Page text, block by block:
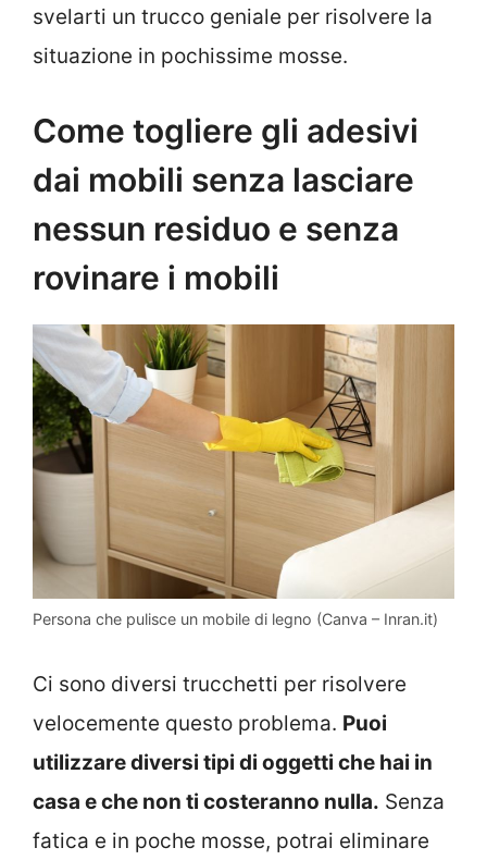
svelarti un trucco geniale per risolvere la
situazione in pochissime mosse.
Come togliere gli adesivi
dai mobili senza lasciare
nessun residuo e senza
rovinare i mobili
Persona che pulisce un mobile di legno (Canva – Inran.it)
Ci sono diversi trucchetti per risolvere
velocemente questo problema. Puoi
utilizzare diversi tipi di oggetti che hai in
casa e che non ti costeranno nulla. Senza
fatica e in poche mosse, potrai eliminare